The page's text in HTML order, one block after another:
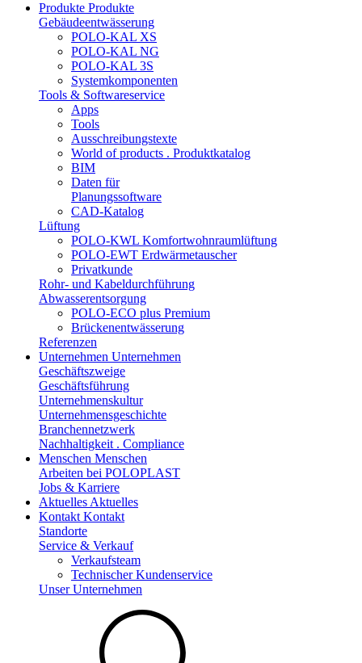
Produkte Produkte
Gebäudeentwässerung
POLO-KAL XS
POLO-KAL NG
POLO-KAL 3S
Systemkomponenten
Tools & Softwareservice
Apps
Tools
Ausschreibungstexte
World of products . Produktkatalog
BIM
Daten für
Planungssoftware
CAD-Katalog
Lüftung
POLO-KWL Komfortwohnraumlüftung
POLO-EWT Erdwärmetauscher
Privatkunde
Rohr- und Kabeldurchführung
Abwasserentsorgung
POLO-ECO plus Premium
Brückenentwässerung
Referenzen
Unternehmen Unternehmen
Geschäftszweige
Geschäftsführung
Unternehmenskultur
Unternehmensgeschichte
Branchennetzwerk
Nachhaltigkeit . Compliance
Menschen Menschen
Arbeiten bei POLOPLAST
Jobs & Karriere
Aktuelles Aktuelles
Kontakt Kontakt
Standorte
Service & Verkauf
Verkaufsteam
Technischer Kundenservice
Unser Unternehmen